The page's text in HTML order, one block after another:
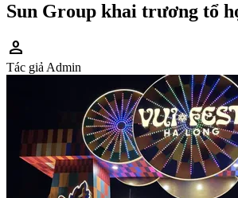
Sun Group khai trương tổ
person
Tác giả Admin